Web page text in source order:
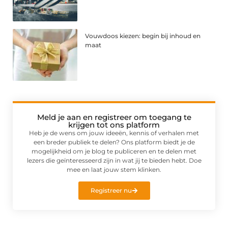
Vouwdoos kiezen: begin bij inhoud en
maat
Meld je aan en registreer om toegang te
krijgen tot ons platform
Heb je de wens om jouw ideeën, kennis of verhalen met
een breder publiek te delen? Ons platform biedt je de
mogelijkheid om je blog te publiceren en te delen met
lezers die geïnteresseerd zijn in wat jij te bieden hebt. Doe
mee en laat jouw stem klinken.
Registreer nu